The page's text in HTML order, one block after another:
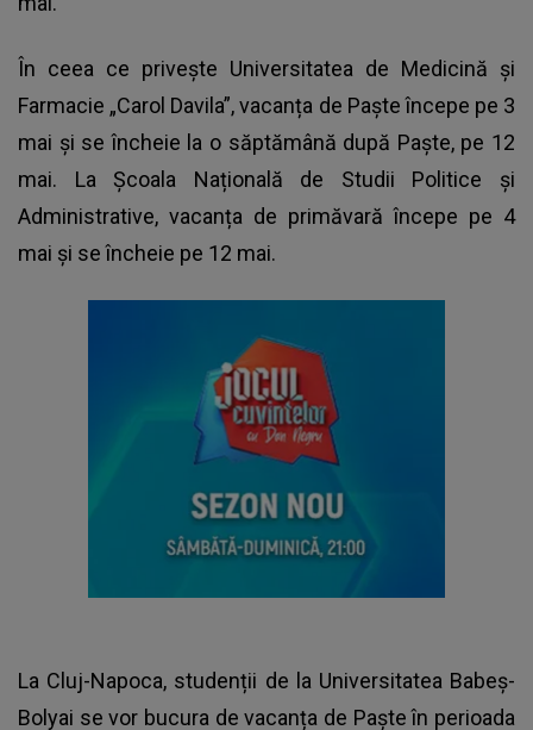
În ceea ce privește Universitatea de Medicină și
Farmacie „Carol Davila”, vacanța de Paște începe pe 3
mai și se încheie la o săptămână după Paște, pe 12
mai. La Școala Națională de Studii Politice și
Administrative, vacanța de primăvară începe pe 4
mai și se încheie pe 12 mai.
La Cluj-Napoca, studenții de la Universitatea Babeș-
Bolyai se vor bucura de vacanța de Paște în perioada